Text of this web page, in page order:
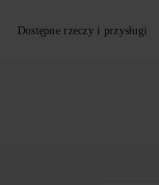
Dostępne rzeczy i przysługi